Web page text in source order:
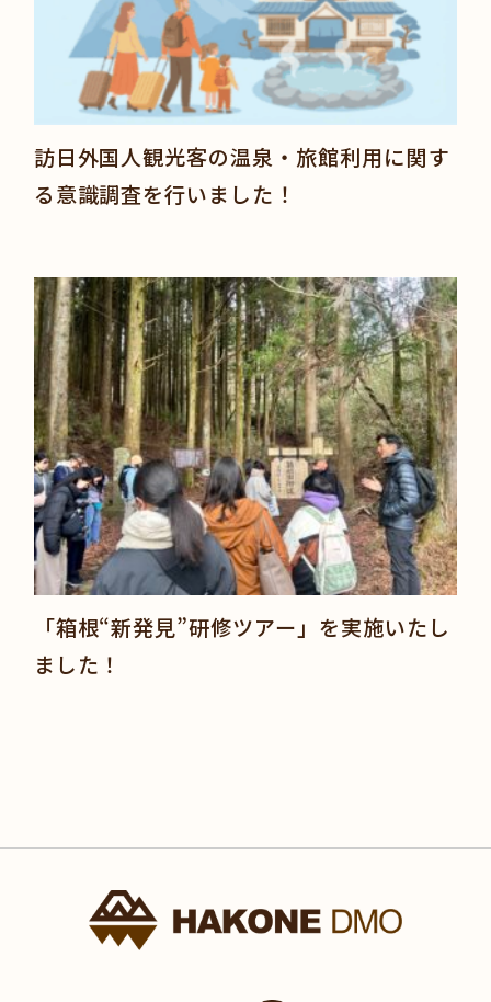
訪日外国人観光客の温泉・旅館利用に関す
る意識調査を行いました！
「箱根“新発見”研修ツアー」を実施いたし
ました！